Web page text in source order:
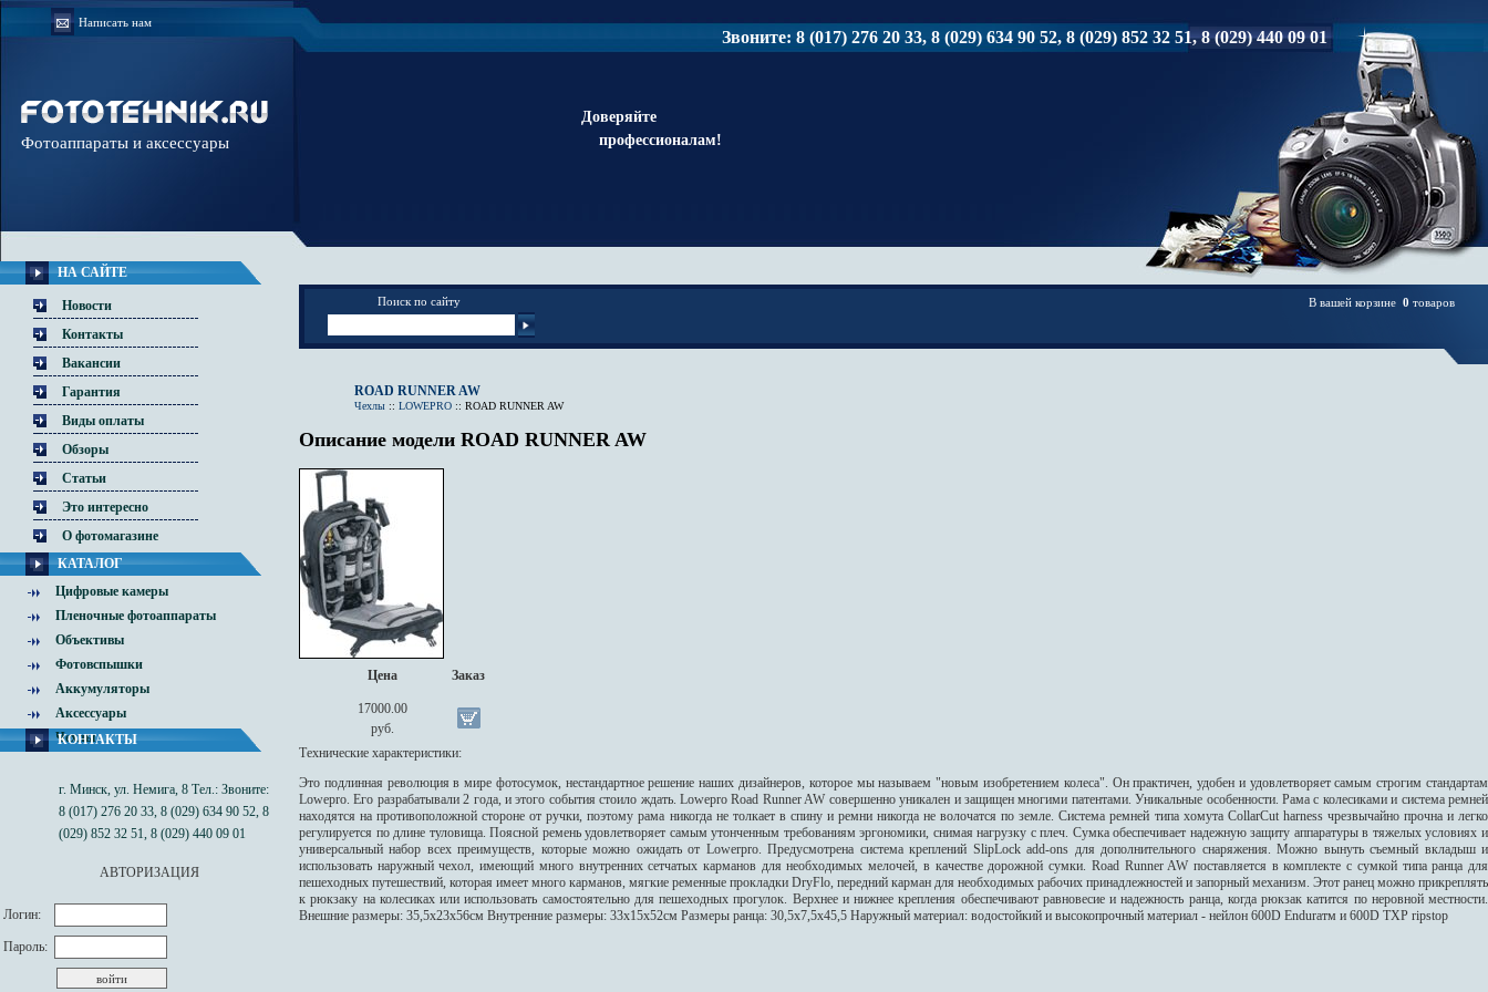
Написать нам
Звоните: 8 (017) 276 20 33, 8 (029) 634 90 52, 8 (029) 852 32 51, 8 (029) 440 09 01
Доверяйте
профессионалам!
Фотоаппараты и аксессуары
НА САЙТЕ
Новости
Контакты
Вакансии
Гарантия
Виды оплаты
Обзоры
Статьи
Это интересно
О фотомагазине
КАТАЛОГ
Цифровые камеры
Пленочные фотоаппараты
Объективы
Фотовспышки
Аккумуляторы
Аксессуары
Чехлы
КОНТАКТЫ
г. Минск, ул. Немига, 8 Тел.: Звоните:
8 (017) 276 20 33, 8 (029) 634 90 52, 8
(029) 852 32 51, 8 (029) 440 09 01
АВТОРИЗАЦИЯ
Логин:
Пароль:
В вашей корзине 0 товаров
Поиск по сайту
ROAD RUNNER AW
Чехлы :: LOWEPRO :: ROAD RUNNER AW
Описание модели ROAD RUNNER AW
Цена Заказ
17000.00
руб.
Технические характеристики:
Это подлинная революция в мире фотосумок, нестандартное решение наших дизайнеров, которое мы называем "новым изобретением колеса". Он практичен, удобен и удовлетворяет самым строгим стандартам
Lowepro. Его разрабатывали 2 года, и этого события стоило ждать. Lowepro Road Runner AW совершенно уникален и защищен многими патентами. Уникальные особенности. Рама с колесиками и система ремней
находятся на противоположной стороне от ручки, поэтому рама никогда не толкает в спину и ремни никогда не волочатся по земле. Система ремней типа хомута CollarCut harness чрезвычайно прочна и легко
регулируется по длине туловища. Поясной ремень удовлетворяет самым утонченным требованиям эргономики, снимая нагрузку с плеч. Сумка обеспечивает надежную защиту аппаратуры в тяжелых условиях и
универсальный набор всех преимуществ, которые можно ожидать от Lowerpro. Предусмотрена система креплений SlipLock add-ons для дополнительного снаряжения. Можно вынуть съемный вкладыш и
использовать наружный чехол, имеющий много внутренних сетчатых карманов для необходимых мелочей, в качестве дорожной сумки. Road Runner AW поставляется в комплекте с сумкой типа ранца для
пешеходных путешествий, которая имеет много карманов, мягкие ременные прокладки DryFlo, передний карман для необходимых рабочих принадлежностей и запорный механизм. Этот ранец можно прикреплять
к рюкзаку на колесиках или использовать самостоятельно для пешеходных прогулок. Верхнее и нижнее крепления обеспечивают равновесие и надежность ранца, когда рюкзак катится по неровной местности.
Внешние размеры: 35,5х23х56см Внутренние размеры: 33х15х52см Размеры ранца: 30,5х7,5х45,5 Наружный материал: водостойкий и высокопрочный материал - нейлон 600D Enduraтм и 600D TXP ripstop